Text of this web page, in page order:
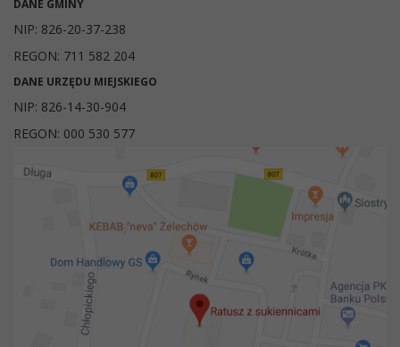
DANE GMINY
NIP: 826-20-37-238
REGON: 711 582 204
DANE URZĘDU MIEJSKIEGO
NIP: 826-14-30-904
REGON: 000 530 577